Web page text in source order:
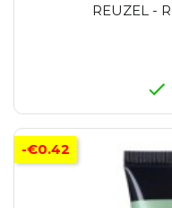
REUZEL -
-€0.42